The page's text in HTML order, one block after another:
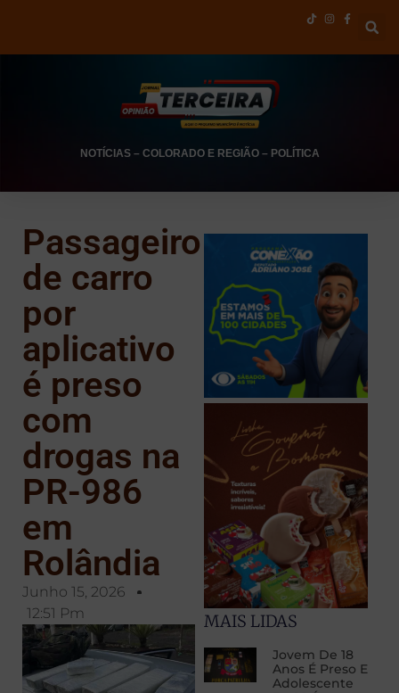
NOTÍCIAS– COLORADO E REGIÃO– POLÍTICA
Passageiro
de carro
por
aplicativo
é preso
com
drogas na
PR-986
em
Rolândia
Junho 15, 2026
12:51 Pm
MAIS LIDAS
Jovem De 18
Anos É Preso E
Adolescente